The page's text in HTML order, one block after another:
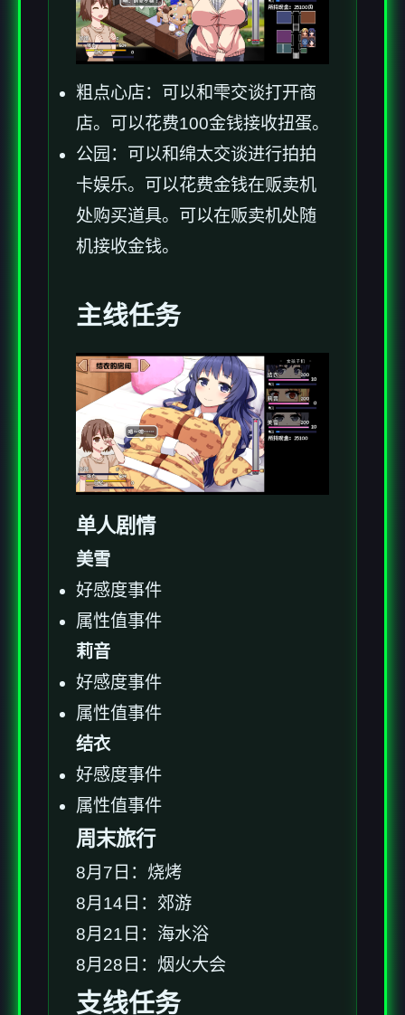
粗点心店：可以和雫交谈打开商
店。可以花费100金钱接收扭蛋。
公园：可以和绵太交谈进行拍拍
卡娱乐。可以花费金钱在贩卖机
处购买道具。可以在贩卖机处随
机接收金钱。
主线任务
单人剧情
美雪
好感度事件
属性值事件
莉音
好感度事件
属性值事件
结衣
好感度事件
属性值事件
周末旅行
8月7日：烧烤
8月14日：郊游
8月21日：海水浴
8月28日：烟火大会
支线任务